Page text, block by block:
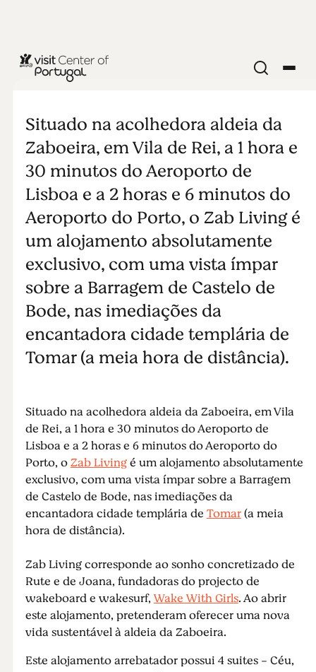
Zab Living
Situado na acolhedora aldeia da
Zaboeira, em Vila de Rei, a 1 hora e
30 minutos do Aeroporto de
Lisboa e a 2 horas e 6 minutos do
Aeroporto do Porto, o Zab Living é
um alojamento absolutamente
exclusivo, com uma vista ímpar
sobre a Barragem de Castelo de
Bode, nas imediações da
encantadora cidade templária de
Tomar (a meia hora de distância).
Situado na acolhedora aldeia da Zaboeira, em Vila
de Rei, a 1 hora e 30 minutos do Aeroporto de
Lisboa e a 2 horas e 6 minutos do Aeroporto do
Porto, oZab Livingé um alojamento absolutamente
exclusivo, com uma vista ímpar sobre a Barragem
de Castelo de Bode, nas imediações da
encantadora cidade templária deTomar(a meia
hora de distância).
Zab Living corresponde ao sonho concretizado de
Rute e de Joana, fundadoras do projecto de
wakeboard e wakesurf,Wake With Girls. Ao abrir
este alojamento, pretenderam oferecer uma nova
vida sustentável à aldeia da Zaboeira.
Este alojamento arrebatador possui 4 suites - Céu,